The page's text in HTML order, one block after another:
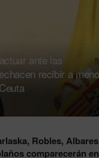
ante las
recibir a
Robles,
comparecerán en